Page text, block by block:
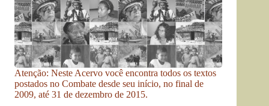
Atenção: Neste Acervo você encontra todos os textos
postados no Combate desde seu início, no final de
2009, até 31 de dezembro de 2015.